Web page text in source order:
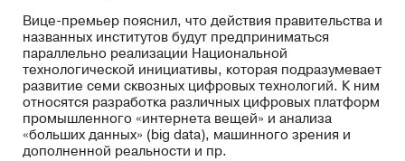
Вице-премьер пояснил, что действия правительства и
названных институтов будут предприниматься
параллельно реализации Национальной
технологической инициативы, которая подразумевает
развитие семи сквозных цифровых технологий. К ним
относятся разработка различных цифровых платформ
промышленного «интернета вещей» и анализа
«больших данных» (big data), машинного зрения и
дополненной реальности и пр.